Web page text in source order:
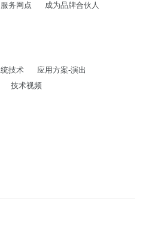
务网点
成为品牌合伙人
技术
应用方案-演出
技术视频